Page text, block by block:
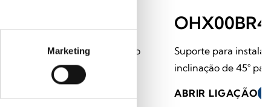
Marketing
Kit de fixação para barramento
Suporte para
inclinação de 45°
ABRIR LIGAÇÃO